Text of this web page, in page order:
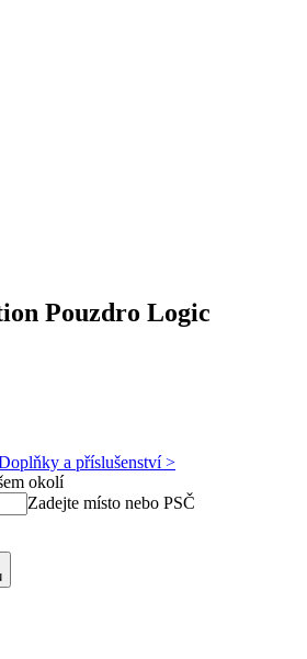
Pouzdro Logic
a příslušenství >
okolí
Zadejte místo nebo PSČ